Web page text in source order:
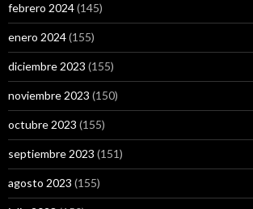
febrero 2024(145)
enero 2024(155)
diciembre 2023 (155)
noviembre 2023 (150)
octubre 2023 (155)
septiembre 2023 (151)
agosto 2023 (155)